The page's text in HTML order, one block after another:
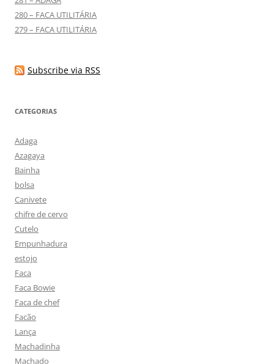
280 – FACA UTILITÁRIA
279 – FACA UTILITÁRIA
Subscribe via RSS
CATEGORIAS
Adaga
Azagaya
Bainha
bolsa
Canivete
chifre de cervo
Cutelo
Empunhadura
estojo
Faca
Faca Bowie
Faca de chef
Facão
Lança
Machadinha
Machado